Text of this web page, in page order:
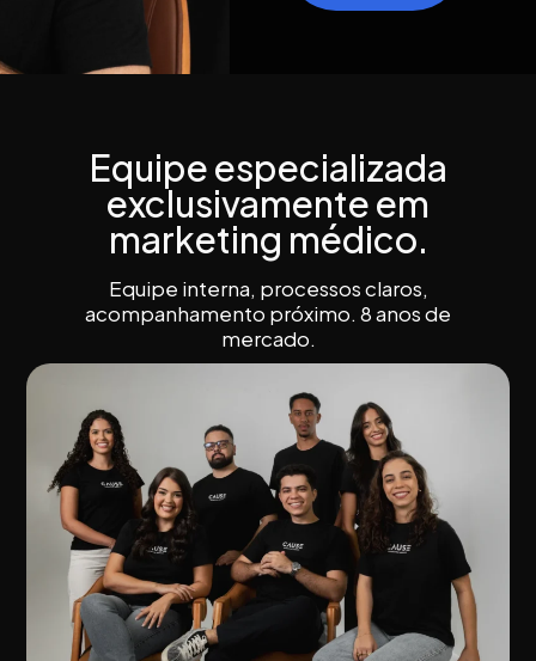
Equipe especializada
exclusivamente em
marketing médico.
Equipe interna, processos claros,
acompanhamento próximo. 8 anos de
mercado.